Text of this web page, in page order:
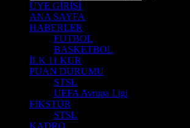
ÜYE GİRİŞİ
ANA SAYFA
HABERLER
FUTBOL
BASKETBOL
İLK 11 KUR
PUAN DURUMU
STSL
UEFA Avrupa Ligi
FİKSTÜR
STSL
KADRO